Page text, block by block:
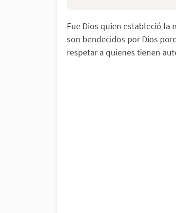
Fue Dios quien estableció la
son bendecidos por Dios
respetar a quienes tienen